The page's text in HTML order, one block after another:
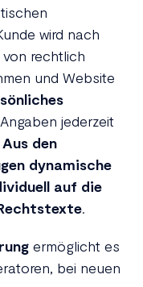
wird nach
rechtlich
und Website
jederzeit
Aus den
dynamische
auf die
.
ermöglicht es
bei neuen